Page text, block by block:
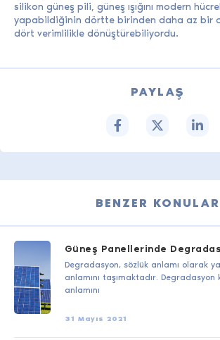
silikon güneş pili, güneş ışığını modern
yapabildiğinin dörtte birinden daha az bir
dört verimlilikle dönüştürebiliyordu.
PAYLAŞ
BENZER KONULAR
Güneş Panellerinde
Degradasyon, sözlük anlamı olarak
anlamını taşımaktadır. Degradasyon
anlamını
31 Mayıs 2021